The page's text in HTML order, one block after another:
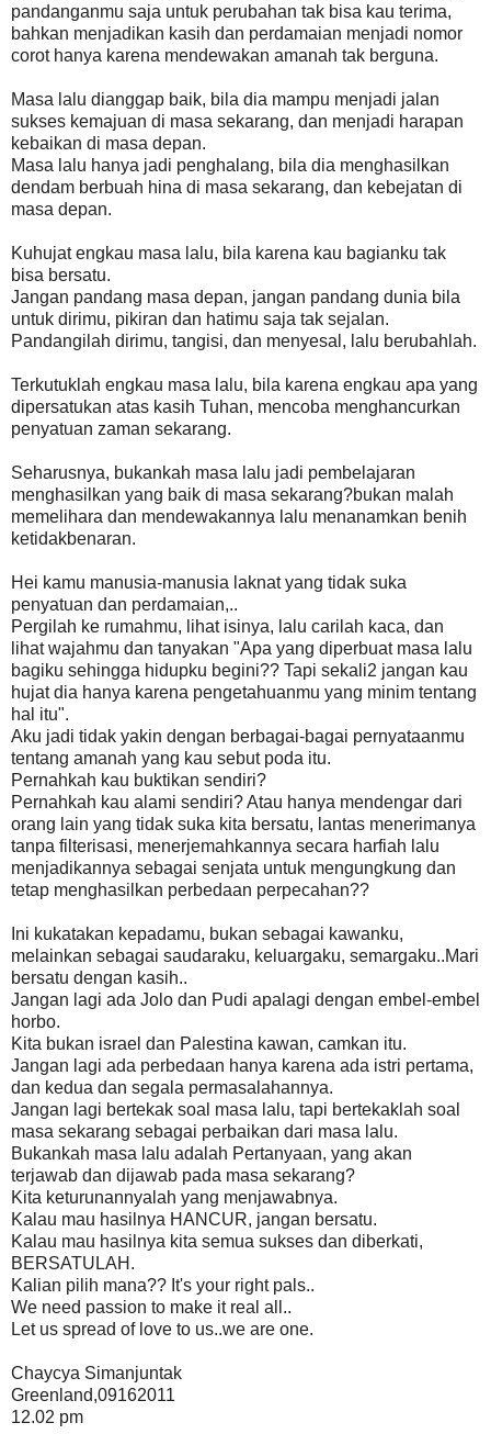
pandanganmu saja untuk perubahan tak bisa kau terima,
bahkan menjadikan kasih dan perdamaian menjadi nomor
corot hanya karena mendewakan amanah tak berguna.
Masa lalu dianggap baik, bila dia mampu menjadi jalan
sukses kemajuan di masa sekarang, dan menjadi harapan
kebaikan di masa depan.
Masa lalu hanya jadi penghalang, bila dia menghasilkan
dendam berbuah hina di masa sekarang, dan kebejatan di
masa depan.
Kuhujat engkau masa lalu, bila karena kau bagianku tak
bisa bersatu.
Jangan pandang masa depan, jangan pandang dunia bila
untuk dirimu, pikiran dan hatimu saja tak sejalan.
Pandangilah dirimu, tangisi, dan menyesal, lalu berubahlah.
Terkutuklah engkau masa lalu, bila karena engkau apa yang
dipersatukan atas kasih Tuhan, mencoba menghancurkan
penyatuan zaman sekarang.
Seharusnya, bukankah masa lalu jadi pembelajaran
menghasilkan yang baik di masa sekarang?bukan malah
memelihara dan mendewakannya lalu menanamkan benih
ketidakbenaran.
Hei kamu manusia-manusia laknat yang tidak suka
penyatuan dan perdamaian,..
Pergilah ke rumahmu, lihat isinya, lalu carilah kaca, dan
lihat wajahmu dan tanyakan "Apa yang diperbuat masa lalu
bagiku sehingga hidupku begini?? Tapi sekali2 jangan kau
hujat dia hanya karena pengetahuanmu yang minim tentang
hal itu".
Aku jadi tidak yakin dengan berbagai-bagai pernyataanmu
tentang amanah yang kau sebut poda itu.
Pernahkah kau buktikan sendiri?
Pernahkah kau alami sendiri? Atau hanya mendengar dari
orang lain yang tidak suka kita bersatu, lantas menerimanya
tanpa filterisasi, menerjemahkannya secara harfiah lalu
menjadikannya sebagai senjata untuk mengungkung dan
tetap menghasilkan perbedaan perpecahan??
Ini kukatakan kepadamu, bukan sebagai kawanku,
melainkan sebagai saudaraku, keluargaku, semargaku..Mari
bersatu dengan kasih..
Jangan lagi ada Jolo dan Pudi apalagi dengan embel-embel
horbo.
Kita bukan israel dan Palestina kawan, camkan itu.
Jangan lagi ada perbedaan hanya karena ada istri pertama,
dan kedua dan segala permasalahannya.
Jangan lagi bertekak soal masa lalu, tapi bertekaklah soal
masa sekarang sebagai perbaikan dari masa lalu.
Bukankah masa lalu adalah Pertanyaan, yang akan
terjawab dan dijawab pada masa sekarang?
Kita keturunannyalah yang menjawabnya.
Kalau mau hasilnya HANCUR, jangan bersatu.
Kalau mau hasilnya kita semua sukses dan diberkati,
BERSATULAH.
Kalian pilih mana?? It's your right pals..
We need passion to make it real all..
Let us spread of love to us..we are one.
Chaycya Simanjuntak
Greenland,09162011
12.02 pm